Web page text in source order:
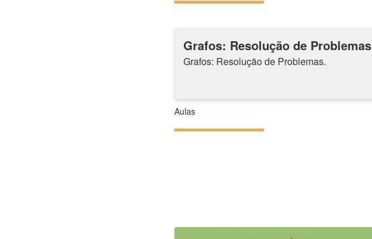
Grafos: Resolução de Problemas
Grafos: Resolução de Problemas.
Aulas